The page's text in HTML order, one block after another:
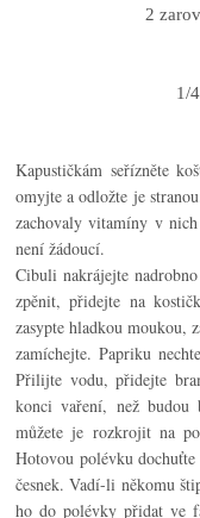
2
1/
Kapustičkám seřízněte
omyjte a odložte je
zachovaly vitamíny v
není žádoucí.
Cibuli nakrájejte
zpěnit, přidejte na
zasypte hladkou moukou,
zamíchejte. Papriku
Přilijte vodu, přidejte
konci vaření, než budou
můžete je rozkrojit na
Hotovou polévku
česnek. Vadí-li někomu
ho do polévky přidat ve